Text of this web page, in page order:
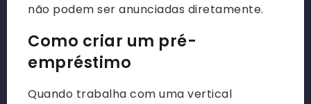
não podem ser anunciadas diretamente.
Como criar um pré-
empréstimo
Quando trabalha com uma vertical